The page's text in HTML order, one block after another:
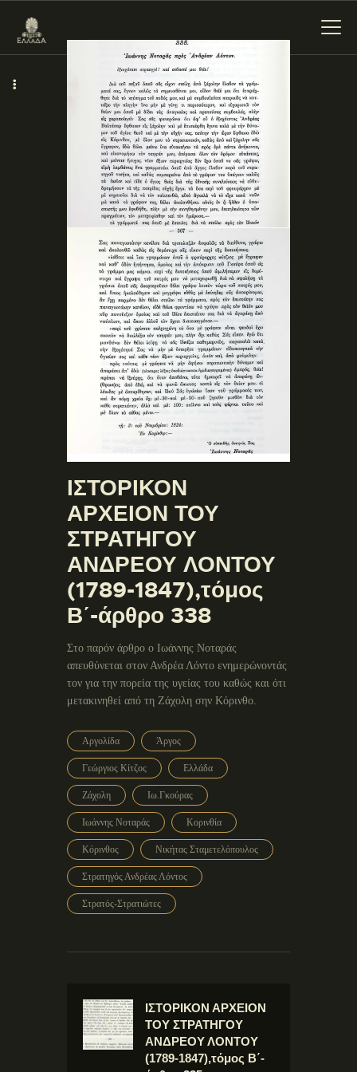
ΕΝΌΤΗΤΕΣ
ΞΥΛΌΚΑΣΤΡΟ –
ΕΥΡΩΣΤΊΝΗ
ΙΣΤΟΡΙΚΟΝ
ΑΡΧΕΙΟΝ ΤΟΥ
ΣΤΡΑΤΗΓΟΥ
ΑΝΔΡΕΟΥ ΛΟΝΤΟΥ
(1789-1847),τόμος
Β΄-άρθρο 338
Στο παρόν άρθρο ο Ιωάννης Νοταράς
απευθύνεται στον Ανδρέα Λόντο ενημερώνοντάς
τον για την πορεία της υγείας του καθώς και ότι
μετακινηθεί από τη Ζάχολη σην Κόρινθο.
Αργολίδα Άργος
Γεώργιος Κίτζος Ελλάδα
Ζάχολη Ιω.Γκούρας
Ιωάννης Νοταράς Κορινθία
Κόρινθος Νικήτας Σταμετελόπουλος
Στρατηγός Ανδρέας Λόντος
Στρατός-Στρατιώτες
ΙΣΤΟΡΙΚΟΝ ΑΡΧΕΙΟΝ
ΤΟΥ ΣΤΡΑΤΗΓΟΥ
ΑΝΔΡΕΟΥ ΛΟΝΤΟΥ
(1789-1847),τόμος Β΄-